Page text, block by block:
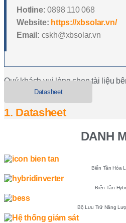
Hotline: 0898 110 068
Website: https://xbsolar.vn/
Email: cskh@xbsolar.vn
Quý khách vui lòng chọn tài liệu
Datasheet
1. Datasheet
DANH
Biến Tần Hòa
Biến Tần
Bộ Lưu Trữ Năng